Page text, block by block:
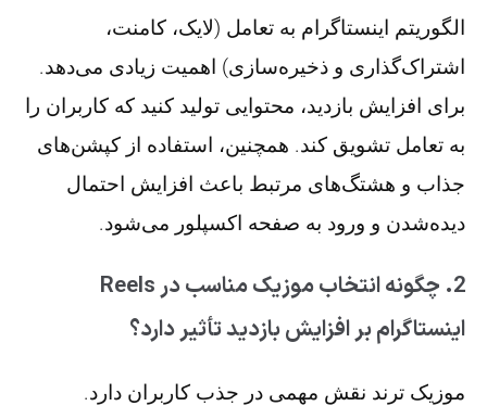
الگوریتم اینستاگرام به تعامل (لایک، کامنت،
اشتراک‌گذاری و ذخیره‌سازی) اهمیت زیادی می‌دهد.
برای افزایش بازدید، محتوایی تولید کنید که کاربران را
به تعامل تشویق کند. همچنین، استفاده از کپشن‌های
جذاب و هشتگ‌های مرتبط باعث افزایش احتمال
دیده‌شدن و ورود به صفحه اکسپلور می‌شود.
2. چگونه انتخاب موزیک مناسب در Reels
اینستاگرام بر افزایش بازدید تأثیر دارد؟
موزیک ترند نقش مهمی در جذب کاربران دارد.